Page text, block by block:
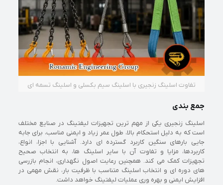
تفاوت اسلینگ زنجیری با اسلینگ سیم بکسلی و اسلینگ تسمه ای
جمع بندی
اسلینگ زنجیری یکی از مهم ترین تجهیزات لیفتینگ در صنایع مختلف
است که به دلیل استحکام بالا، طول عمر زیاد و ایمنی مناسب، برای جابه
جایی بارهای سنگین کاربرد گسترده ای دارد. آشنایی با اجزا، انواع،
کاربردها، مزایا و تفاوت آن با سایر اسلینگ ها، به انتخاب صحیح
تجهیزات کمک می کند. همچنین رعایت اصول نگهداری، انجام بازرسی
های دوره ای و انتخاب اسلینگ متناسب با ظرفیت بار، نقش مهمی در
افزایش ایمنی و بهره وری عملیات لیفتینگ خواهد داشت.